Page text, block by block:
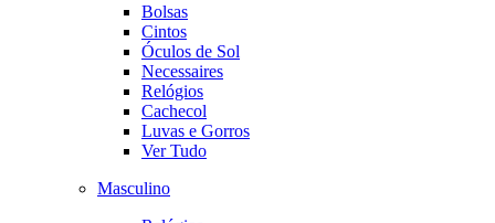
Bolsas
Cintos
Óculos de Sol
Necessaires
Relógios
Cachecol
Luvas e Gorros
Ver Tudo
Masculino